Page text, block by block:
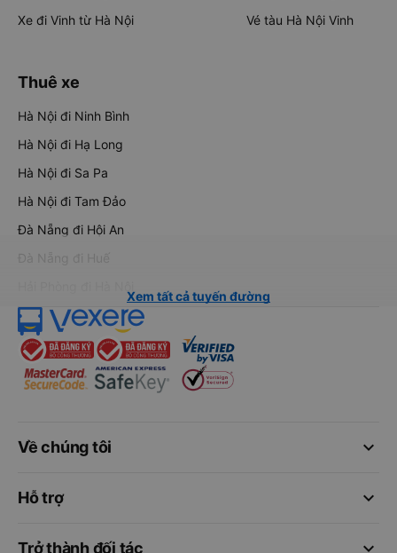
Xe đi Vinh từ Hà Nội
Vé tàu Hà Nội Vinh
Thuê xe
Hà Nội đi Ninh Bình
Hà Nội đi Hạ Long
Hà Nội đi Sa Pa
Hà Nội đi Tam Đảo
Đà Nẵng đi Hội An
Đà Nẵng đi Huế
Xem tất cả tuyến đường
keyboard_arrow_down
Về chúng tôi
keyboard_arrow_down
Hỗ trợ
keyboard_arrow_down
Trở thành đối tác